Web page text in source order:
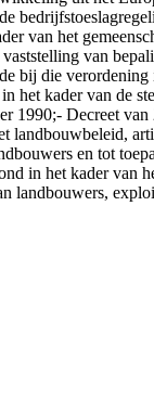
van het
van
bij die
het kader van
1990;- Decreet
landbouwbeleid,
en tot
in het kader
landbouwers,